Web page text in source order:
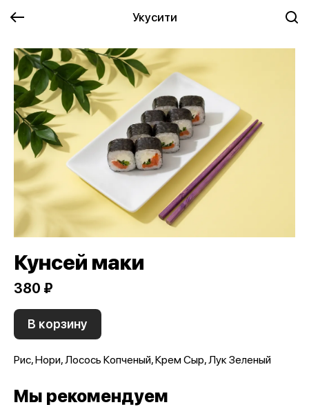
Укусити
Кунсей маки
380 ₽
В корзину
Рис, Нори, Лосось Копченый, Крем Сыр, Лук Зеленый
Мы рекомендуем